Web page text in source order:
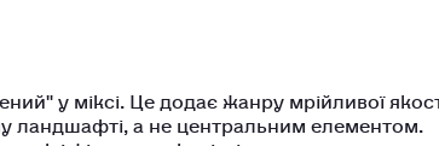
у міксі. Це додає жанру мрійливої
ландшафті, а не центральним елементом.